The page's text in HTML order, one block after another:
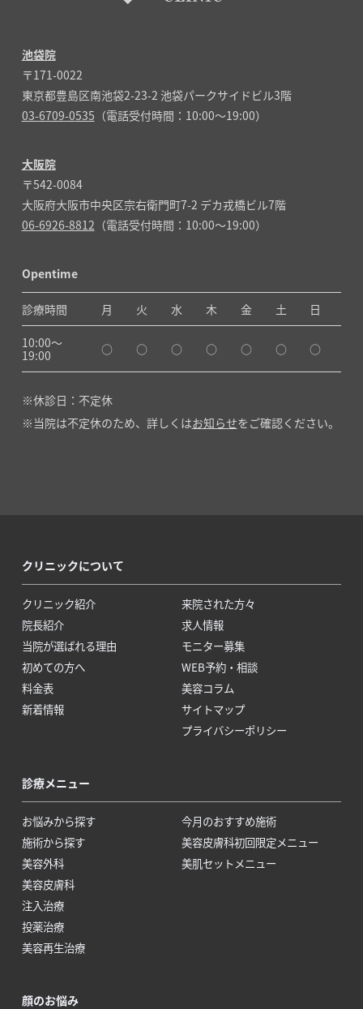
池袋院
〒171-0022
東京都豊島区南池袋2-23-2 池袋パークサイドビル3階
03-6709-0535 （電話受付時間：10:00～19:00）
大阪院
〒542-0084
大阪府大阪市中央区宗右衛門町7-2 デカ戎橋ビル7階
06-6926-8812 （電話受付時間：10:00～19:00）
Opentime
診療時間 月 火 水 木 金 土 日
10:00〜
19:00
○ ○ ○ ○ ○ ○ ○
休診日：不定休
当院は不定休のため、詳しくはお知らせをご確認ください。
クリニックについて
クリニック紹介
院長紹介
当院が選ばれる理由
初めての方へ
料金表
新着情報
来院された方々
求人情報
モニター募集
WEB予約・相談
美容コラム
サイトマップ
プライバシーポリシー
診療メニュー
お悩みから探す
施術から探す
美容外科
美容皮膚科
注入治療
投薬治療
美容再生治療
今月のおすすめ施術
美容皮膚科初回限定メニュー
美肌セットメニュー
顔のお悩み